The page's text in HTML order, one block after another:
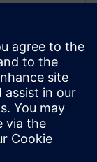
e reativa